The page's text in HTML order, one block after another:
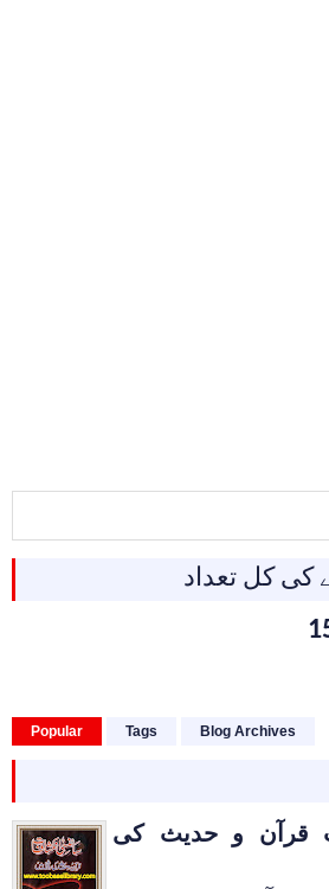
کی کل تعداد
Popular Tags Blog Archives
قرآن و حدیث کی